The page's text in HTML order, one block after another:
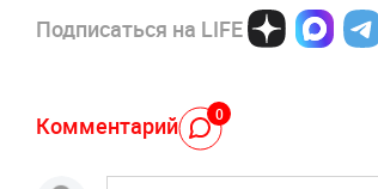
Подписаться на LIFE
Комментарий 0